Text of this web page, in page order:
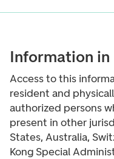
Information in
Access to this
resident and
authorized persons
present in other
States, Australia,
Kong Special